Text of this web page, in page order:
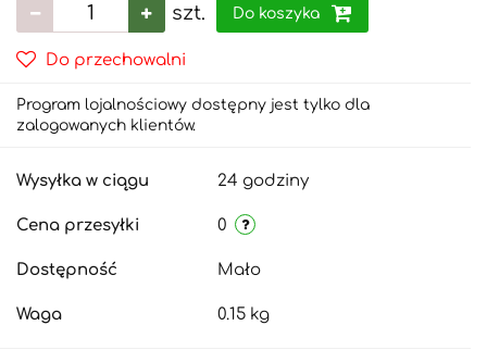
szt. Do koszyka
Do przechowalni
Program lojalnościowy dostępny jest tylko dla
zalogowanych klientów.
Wysyłka w ciągu 24 godziny
Cena przesyłki 0
Dostępność Mało
Waga 0.15 kg